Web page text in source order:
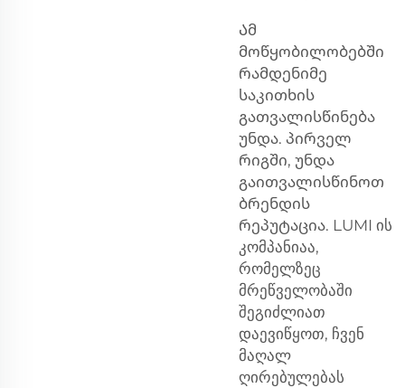
Ამ
მოწყობილობებში
რამდენიმე
საკითხის
გათვალისწინება
უნდა. პირველ
რიგში, უნდა
გაითვალისწინოთ
ბრენდის
რეპუტაცია. LUMI ის
კომპანიაა,
რომელზეც
მრეწველობაში
შეგიძლიათ
დაევიწყოთ, ჩვენ
მაღალ
ღირებულებას